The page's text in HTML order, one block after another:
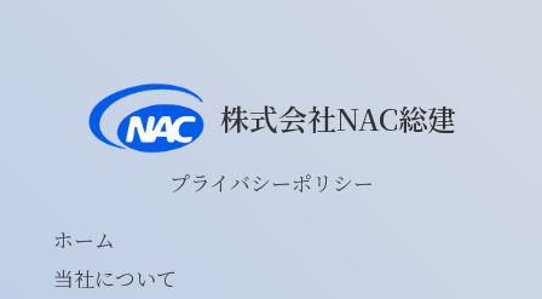
株式会社NAC総建
プライバシーポリシー
ホーム
当社について